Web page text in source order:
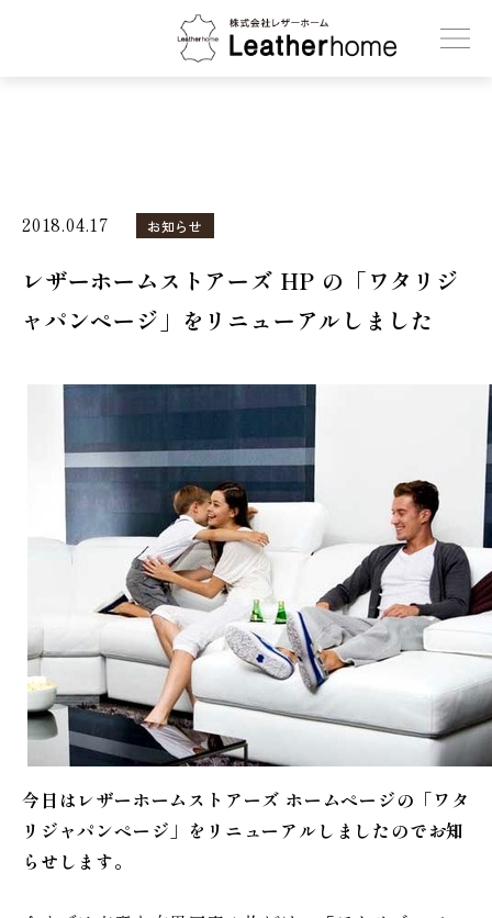
株式会社レザーホーム
2018.04.17 お知らせ
レザーホームストアーズ HP の「ワタリジ
ャパンページ」をリニューアルしました
今日はレザーホームストアーズ ホームページの「ワタ
リジャパンページ」をリニューアルしましたのでお知
らせします。